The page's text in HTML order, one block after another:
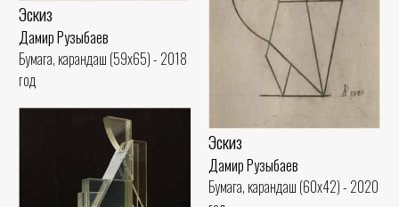
Эскиз
Дамир Рузыбаев
Бумага, карандаш (59x65) - 2018
год
Эскиз
Дамир Рузыбаев
Бумага, карандаш (60x42) - 2020